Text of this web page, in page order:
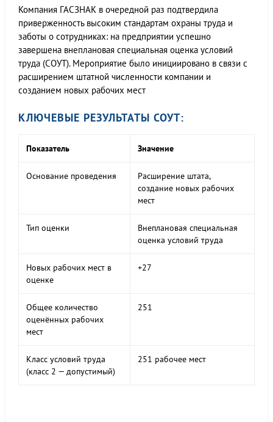
Компания ГАСЗНАК в очередной раз подтвердила
приверженность высоким стандартам охраны труда и
заботы о сотрудниках: на предприятии успешно
завершена внеплановая специальная оценка условий
труда (СОУТ). Мероприятие было инициировано в связи с
расширением штатной численности компании и
созданием новых рабочих мест
КЛЮЧЕВЫЕ РЕЗУЛЬТАТЫ СОУТ:
Показатель Значение
Основание проведения
Расширение штата,
создание новых рабочих
мест
Тип оценки
Внеплановая специальная
оценка условий труда
Новых рабочих мест в
оценке
+27
Общее количество
оценённых рабочих
мест
251
Класс условий труда
(класс 2 — допустимый)
251 рабочее мест